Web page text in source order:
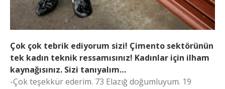
Çok çok tebrik ediyorum sizi! Çimento sektörünün
tek kadın teknik ressamısınız! Kadınlar için ilham
kaynağısınız. Sizi tanıyalım…
-Çok teşekkür ederim. 73 Elazığ doğumluyum. 19